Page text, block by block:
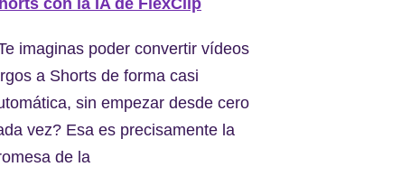
imaginas poder convertir vídeos
a Shorts de forma casi
sin empezar desde cero
vez? Esa es precisamente la
de la